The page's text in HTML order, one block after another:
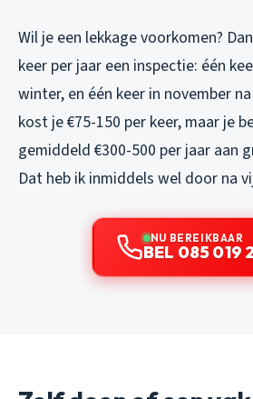
Wil je een lekkage voorkomen?
keer per jaar een inspectie: één
winter, en één keer in november
kost je €75-150 per keer, maar je
gemiddeld €300-500 per jaar aan
Dat heb ik inmiddels wel door na
NU BEREIKBAAR
BEL 085 019